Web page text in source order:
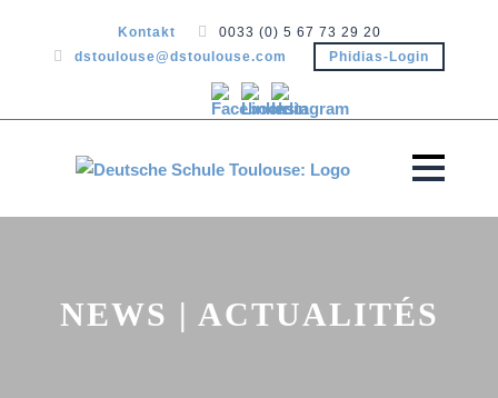
Kontakt
0033 (0) 5 67 73 29 20
dstoulouse@dstoulouse.com
Phidias-Login
NEWS | ACTUALITÉS